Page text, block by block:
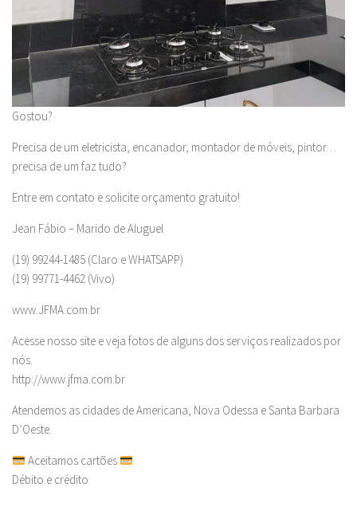
Gostou?
Precisa de um eletricista, encanador, montador de móveis, pintor…
precisa de um faz tudo?
Entre em contato e solicite orçamento gratuito!
Jean Fábio – Marido de Aluguel
(19) 99244-1485 (Claro e WHATSAPP)
(19) 99771-4462 (Vivo)
www.JFMA.com.br
Acesse nosso site e veja fotos de alguns dos serviços realizados por
nós.
http://www.jfma.com.br
Atendemos as cidades de Americana, Nova Odessa e Santa Barbara
D’Oeste.
Aceitamos cartões
Débito e crédito